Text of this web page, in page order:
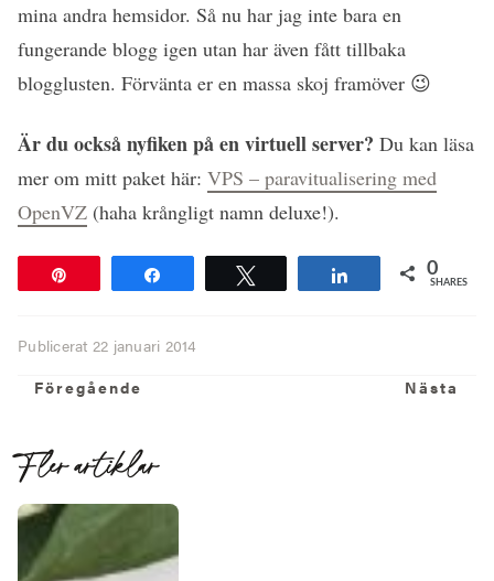
mina andra hemsidor. Så nu har jag inte bara en
fungerande blogg igen utan har även fått tillbaka
blogglusten. Förvänta er en massa skoj framöver 😉
Är du också nyfiken på en virtuell server? Du kan läsa
mer om mitt paket här: VPS – paravitualisering med
OpenVZ (haha krångligt namn deluxe!).
Share 0
SHARES
Publicerat 22 januari 2014
Föregående
Föregående Nästa
Fler artiklar